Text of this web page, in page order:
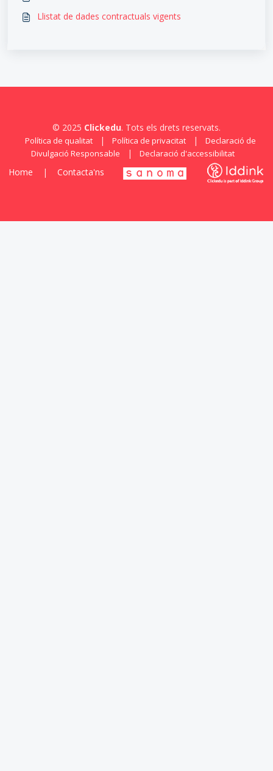
Llistat de dades contractuals vigents
© 2025 Clickedu. Tots els drets reservats.
Política de qualitat | Política de privacitat |
Declaració de
Divulgació Responsable
| Declaració d'accessibilitat
Home | Contacta'ns